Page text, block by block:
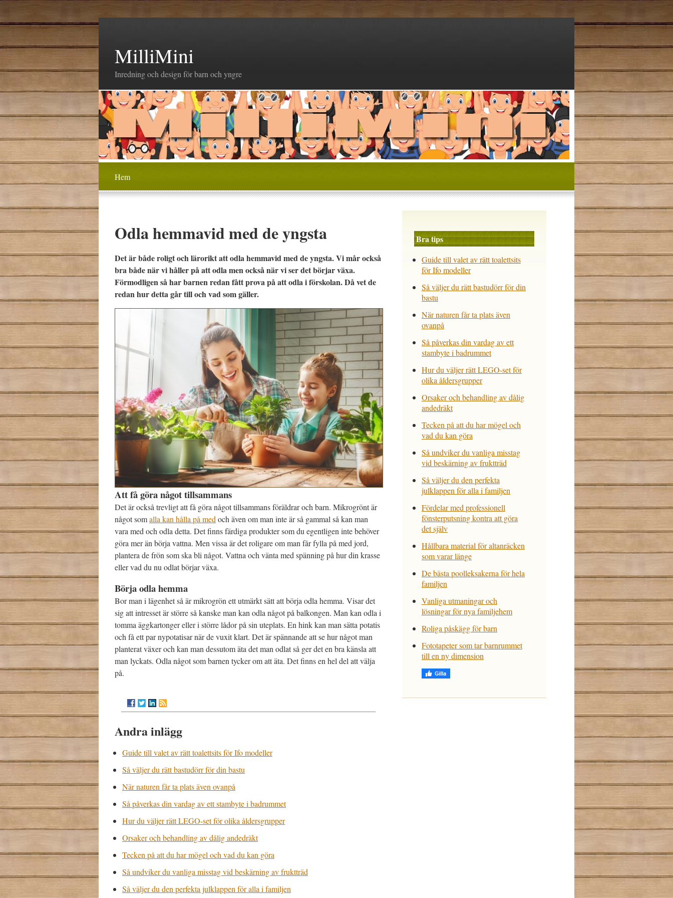
MilliMini
Inredning och design för barn och yngre
Hem
Odla hemmavid med de yngsta
Det är både roligt och lärorikt att odla hemmavid med de yngsta. Vi mår också
bra både när vi håller på att odla men också när vi ser det börjar växa.
Förmodligen så har barnen redan fått prova på att odla i förskolan. Då vet de
redan hur detta går till och vad som gäller.
Att få göra något tillsammans
Det är också trevligt att få göra något tillsammans föräldrar och barn. Mikrogrönt är
något somalla kan hålla på med och även om man inte är så gammal så kan man
vara med och odla detta. Det finns färdiga produkter som du egentligen inte behöver
göra mer än börja vattna. Men vissa är det roligare om man får fylla på med jord,
plantera de frön som ska bli något. Vattna och vänta med spänning på hur din krasse
eller vad du nu odlat börjar växa.
Börja odla hemma
Bor man i lägenhet så är mikrogrön ett utmärkt sätt att börja odla hemma. Visar det
sig att intresset är större så kanske man kan odla något på balkongen. Man kan odla i
tomma äggkartonger eller i större lådor på sin uteplats. En hink kan man sätta potatis
och få ett par nypotatisar när de vuxit klart. Det är spännande att se hur något man
planterat växer och kan man dessutom äta det man odlat så ger det en bra känsla att
man lyckats. Odla något som barnen tycker om att äta. Det finns en hel del att välja
på.
Andra inlägg
Guide till valet av rätt toalettsits för Ifo modeller
Så väljer du rätt bastudörr för din bastu
När naturen får ta plats även ovanpå
Så påverkas din vardag av ett stambyte i badrummet
Hur du väljer rätt LEGO-set för olika åldersgrupper
Orsaker och behandling av dålig andedräkt
Tecken på att du har mögel och vad du kan göra
Så undviker du vanliga misstag vid beskärning av fruktträd
Så väljer du den perfekta julklappen för alla i familjen
Bra tips
Guide till valet av rätt toalettsits
för Ifo modeller
Så väljer du rätt bastudörr för din
bastu
När naturen får ta plats även
ovanpå
Så påverkas din vardag av ett
stambyte i badrummet
Hur du väljer rätt LEGO-set för
olika åldersgrupper
Orsaker och behandling av dålig
andedräkt
Tecken på att du har mögel och
vad du kan göra
Så undviker du vanliga misstag
vid beskärning av fruktträd
Så väljer du den perfekta
julklappen för alla i familjen
Fördelar med professionell
fönsterputsning kontra att göra
det själv
Hållbara material för altanräcken
som varar länge
De bästa poolleksakerna för hela
familjen
Vanliga utmaningar och
lösningar för nya familjehem
Roliga påskägg för barn
Fototapeter som tar barnrummet
till en ny dimension